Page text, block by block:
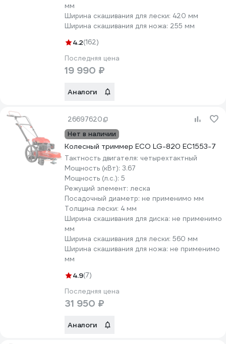
мм
Ширина скашивания для лески: 420 мм
Ширина скашивания для ножа: 255 мм
4.2(162)
Последняя цена
19 990 ₽
Аналоги
26697620
Нет в наличии
Колесный триммер ECO LG-820 EC1553-7
Тактность двигателя: четырехтактный
Мощность (кВт): 3.67
Мощность (л.с.): 5
Режущий элемент: леска
Посадочный диаметр: не применимо мм
Толщина лески: 4 мм
Ширина скашивания для диска: не применимо
мм
Ширина скашивания для лески: 560 мм
Ширина скашивания для ножа: не применимо
мм
4.9(7)
Последняя цена
31 950 ₽
Аналоги